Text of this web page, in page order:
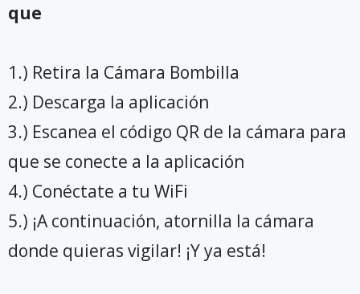
que
1.) Retira la Cámara Bombilla
2.) Descarga la aplicación
3.) Escanea el código QR de la cámara para
que se conecte a la aplicación
4.) Conéctate a tu WiFi
5.) ¡A continuación, atornilla la cámara
donde quieras vigilar! ¡Y ya está!